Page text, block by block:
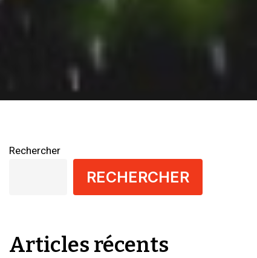
Rechercher
RECHERCHER
Articles récents